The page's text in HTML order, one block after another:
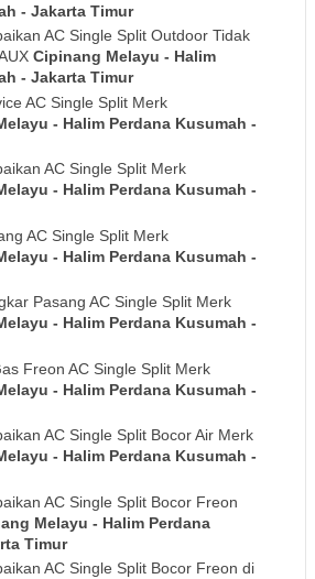
- Jakarta Timur
AC Single Split Outdoor Tidak
Cipinang Melayu - Halim
- Jakarta Timur
AC Single Split Merk
- Halim Perdana Kusumah -
AC Single Split Merk
- Halim Perdana Kusumah -
AC Single Split Merk
- Halim Perdana Kusumah -
Pasang AC Single Split Merk
- Halim Perdana Kusumah -
Freon AC Single Split Merk
- Halim Perdana Kusumah -
AC Single Split Bocor Air Merk
- Halim Perdana Kusumah -
AC Single Split Bocor Freon
Melayu - Halim Perdana
Timur
AC Single Split Bocor Freon di